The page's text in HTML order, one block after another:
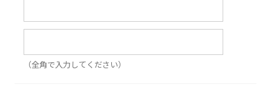
（全角で入力してください）